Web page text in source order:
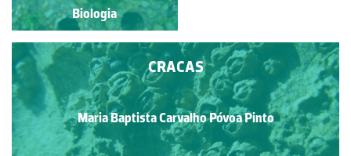
Biologia
Biologia
CRACAS
Maria Baptista Carvalho Póvoa Pinto